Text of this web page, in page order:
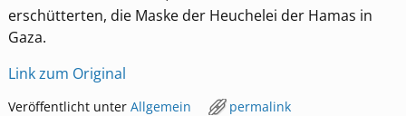
erschütterten, die Maske der Heuchelei der Hamas in
Gaza.
Link zum Original
Veröffentlicht unter Allgemein permalink